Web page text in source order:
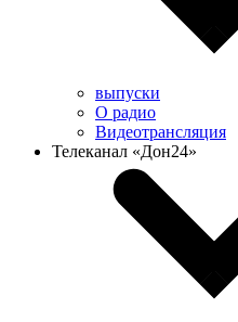
выпуски
О радио
Видеотрансляция
Телеканал «Дон24»